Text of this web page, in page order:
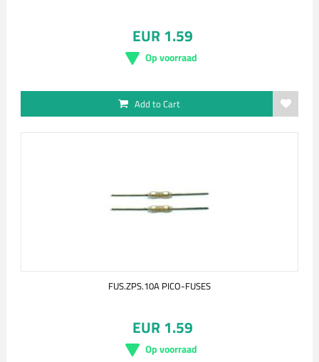
EUR 1.59
Op voorraad
Add to Cart
FUS.ZPS.10A PICO-FUSES
EUR 1.59
Op voorraad